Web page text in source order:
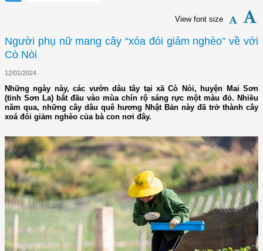
View font size
Người phụ nữ mang cây “xóa đói giảm nghèo” về với
Cò Nòi
12/01/2024
Những ngày này, các vườn dâu tây tại xã Cò Nòi, huyện Mai Sơn
(tỉnh Sơn La) bắt đầu vào mùa chín rộ sáng rực một màu đỏ. Nhiều
năm qua, những cây dâu quê hương Nhật Bản này đã trở thành cây
xoá đói giảm nghèo của bà con nơi đây.